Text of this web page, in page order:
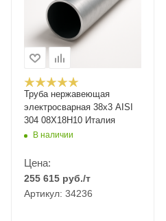
Труба нержавеющая
электросварная 38х3 AISI
304 08Х18Н10 Италия
В наличии
Цена:
255 615 руб./т
Артикул: 34236